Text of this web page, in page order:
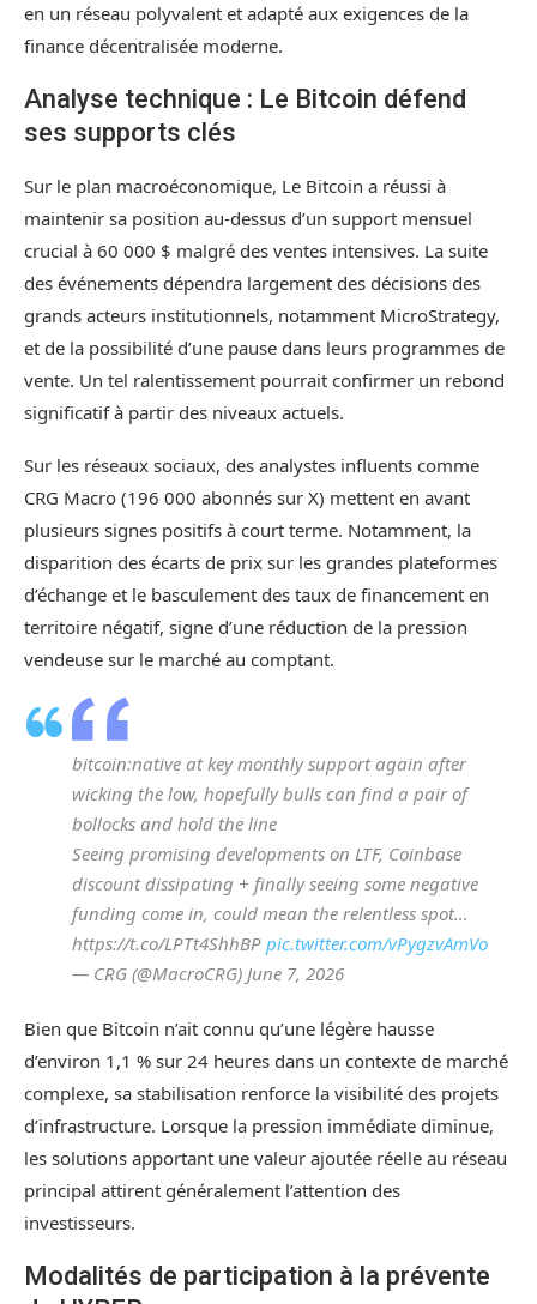
en un réseau polyvalent et adapté aux exigences de la
finance décentralisée moderne.
Analyse technique : Le Bitcoin défend
ses supports clés
Sur le plan macroéconomique, Le Bitcoin a réussi à
maintenir sa position au-dessus d’un support mensuel
crucial à 60 000 $ malgré des ventes intensives. La suite
des événements dépendra largement des décisions des
grands acteurs institutionnels, notamment MicroStrategy,
et de la possibilité d’une pause dans leurs programmes de
vente. Un tel ralentissement pourrait confirmer un rebond
significatif à partir des niveaux actuels.
Sur les réseaux sociaux, des analystes influents comme
CRG Macro (196 000 abonnés sur X) mettent en avant
plusieurs signes positifs à court terme. Notamment, la
disparition des écarts de prix sur les grandes plateformes
d’échange et le basculement des taux de financement en
territoire négatif, signe d’une réduction de la pression
vendeuse sur le marché au comptant.
bitcoin:native at key monthly support again after
wicking the low, hopefully bulls can find a pair of
bollocks and hold the line
Seeing promising developments on LTF, Coinbase
discount dissipating + finally seeing some negative
funding come in, could mean the relentless spot…
https://t.co/LPTt4ShhBP pic.twitter.com/vPygzvAmVo
— CRG (@MacroCRG) June 7, 2026
Bien que Bitcoin n’ait connu qu’une légère hausse
d’environ 1,1 % sur 24 heures dans un contexte de marché
complexe, sa stabilisation renforce la visibilité des projets
d’infrastructure. Lorsque la pression immédiate diminue,
les solutions apportant une valeur ajoutée réelle au réseau
principal attirent généralement l’attention des
investisseurs.
Modalités de participation à la prévente